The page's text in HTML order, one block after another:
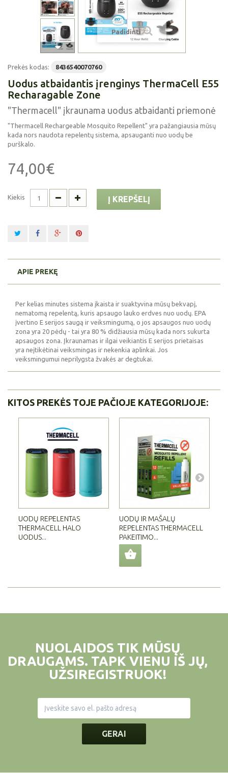
Padidinti
Prekės kodas: 8436540070760
Uodus atbaidantis įrenginys ThermaCell E55
Recharagable Zone
"Thermacell" įkraunama uodus atbaidanti priemonė
"Thermacell Rechargeable Mosquito Repellent" yra pažangiausia mūsų
kada nors naudota repelentų sistema, apsauganti nuo uodų be
purškalo.
74,00€
Kiekis Į KREPŠELĮ
APIE PREKĘ
Per kelias minutes sistema įkaista ir suaktyvina mūsų bekvapį,
nematomą repelentą, kuris apsaugo lauko erdves nuo uodų. EPA
įvertino E serijos saugą ir veiksmingumą, o jos apsaugos nuo uodų
zona yra 20 pėdų - tai yra 80 % didžiausia mūsų kada nors sukurta
apsaugos zona. Įkraunamas ir ilgai veikiantis E serijos prietaisas
yra neįtikėtinai veiksmingas ir nekenkia aplinkai. Jos
veiksmingumui neprilygsta žvakės ar degtukai.
KITOS PREKĖS TOJE PAČIOJE KATEGORIJOJE:
UODŲ REPELENTAS
THERMACELL HALO
UODUS...
UODŲ IR MAŠALŲ
REPELENTAS THERMACELL
PAKEITIMO...
NUOLAIDOS TIK MŪSŲ
DRAUGAMS. TAPK VIENU IŠ JŲ,
UŽSIREGISTRUOK!
GERAI